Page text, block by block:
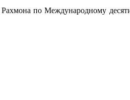
по Международному